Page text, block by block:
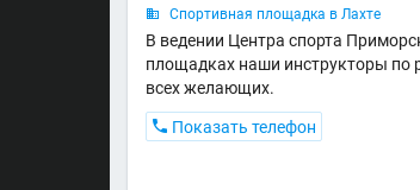
 Спортивная площадка в Лахте
В ведении Центра спорта
площадках наши инструкторы по
всех желающих.
 Показать телефон